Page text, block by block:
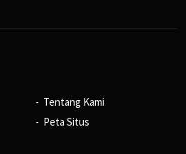
Tentang Kami
Peta Situs